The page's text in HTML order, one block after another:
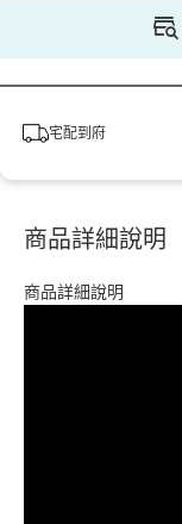
宅配到府
商品詳細說明
商品詳細說明